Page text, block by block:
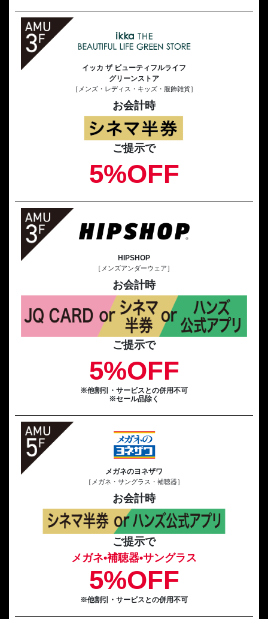
イッカ ザ ビューティフルライフ
グリーンストア
［メンズ・レディス・キッズ・服飾雑貨］
お会計時
ご提示で
5%OFF
HIPSHOP
［メンズアンダーウェア］
お会計時
ご提示で
5%OFF
※他割引・サービスとの併用不可
※セール品除く
メガネのヨネザワ
［メガネ・サングラス・補聴器］
お会計時
ご提示で
メガネ•補聴器•サングラス
5%OFF
※他割引・サービスとの併用不可